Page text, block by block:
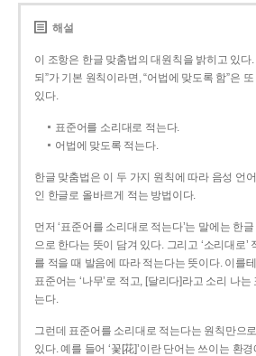
해설
이 조항은 한글 맞춤법의 대원칙을 밝히고 있다.
되”가 기본 원칙이라면, “어법에 맞도록 함”은
있다.
표준어를 소리대로 적는다.
어법에 맞도록 적는다.
한글 맞춤법은 이 두 가지 원칙에 따라 음성 언
인 한글로 올바르게 적는 방법이다.
먼저 ‘표준어를 소리대로 적는다’는 말에는 한
으로 한다는 뜻이 담겨 있다. 그리고 ‘소리대로’
를 적을 때 발음에 따라 적는다는 뜻이다. 이를
표준어는 ‘나무’로 적고, [달리다]라고 소리 나는
는다.
그런데 표준어를 소리대로 적는다는 원칙만으
있다. 예를 들어 ‘꽃[花]’이란 단어는 쓰이는 환